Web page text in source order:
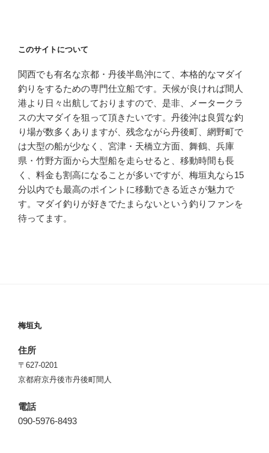
このサイトについて
関西でも有名な京都・丹後半島沖にて、本格的なマダイ
釣りをするための専門仕立船です。天候が良ければ間人
港より日々出航しておりますので、是非、メータークラ
スの大マダイを狙って頂きたいです。丹後沖は良質な釣
り場が数多くありますが、残念ながら丹後町、網野町で
は大型の船が少なく、宮津・天橋立方面、舞鶴、兵庫
県・竹野方面から大型船を走らせると、移動時間も長
く、料金も割高になることが多いですが、梅垣丸なら15
分以内でも最高のポイントに移動できる近さが魅力で
す。マダイ釣りが好きでたまらないという釣りファンを
待ってます。
梅垣丸
住所
〒627-0201
京都府京丹後市丹後町間人
電話
090-5976-8493